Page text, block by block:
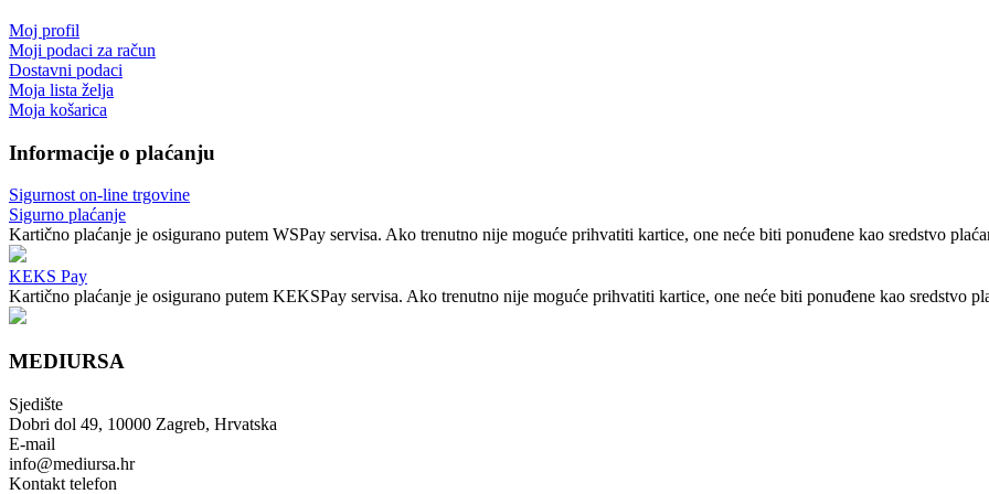
Moj profil
Moji podaci za račun
Dostavni podaci
Moja lista želja
Moja košarica
Informacije o plaćanju
Sigurnost on-line trgovine
Sigurno plaćanje
Kartično plaćanje je osigurano putem WSPay servisa. Ako trenutno nije moguće prihvatiti kartice, one neće biti ponuđene kao sredstvo
KEKS Pay
Kartično plaćanje je osigurano putem KEKSPay servisa. Ako trenutno nije moguće prihvatiti kartice, one neće biti ponuđene kao sredstvo
MEDIURSA
Sjedište
Dobri dol 49, 10000 Zagreb, Hrvatska
E-mail
info@mediursa.hr
Kontakt telefon